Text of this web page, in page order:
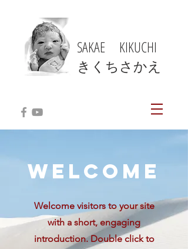
SAKAE KIKUCHI
​きくちさかえ
WELCOME
Welcome visitors to your site
with a short, engaging
introduction. Double click to